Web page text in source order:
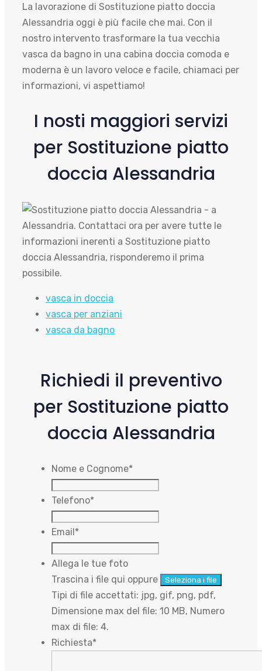
La lavorazione di Sostituzione piatto doccia
Alessandria oggi è più facile che mai. Con il
nostro intervento trasformare la tua vecchia
vasca da bagno in una cabina doccia comoda e
moderna è un lavoro veloce e facile, chiamaci per
informazioni, vi aspettiamo!
I nosti maggiori servizi
per Sostituzione piatto
doccia Alessandria
vasca in doccia
vasca per anziani
vasca da bagno
Richiedi il preventivo
per Sostituzione piatto
doccia Alessandria
Nome e Cognome*
Telefono*
Email *
Allega le tue foto
Trascina i file qui oppure
Seleziona i file
Tipi di file accettati: jpg, gif, png, pdf,
Dimensione max del file: 10 MB, Numero
max di file: 4.
Richiesta*